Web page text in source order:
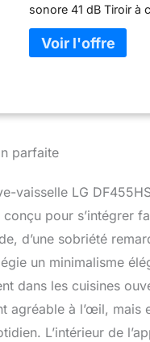
sonore 41 dB Tiroir à
parfaite
vaisselle LG
pour s’intégrer
d’une sobriété
un minimalisme
dans les cuisines
agréable à l’œil,
L’intérieur de